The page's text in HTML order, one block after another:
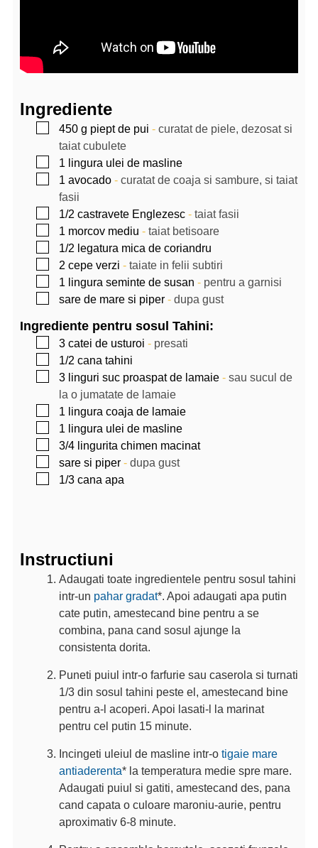
Ingrediente
▢
450 g piept de pui - curatat de piele, dezosat si
taiat cubulete
▢
1 lingura ulei de masline
▢
1 avocado- curatat de coaja si sambure, si taiat
fasii
▢
1/2 castravete Englezesc- taiat fasii
▢
1 morcov mediu - taiat betisoare
▢
1/2 legatura mica de coriandru
▢
2 cepe verzi - taiate in felii subtiri
▢
1 lingura seminte de susan - pentru a garnisi
▢
sare de mare si piper- dupa gust
Ingrediente pentru sosul Tahini:
▢
3 catei de usturoi - presati
▢
1/2 cana tahini
▢
3 linguri suc proaspat de lamaie- sau sucul de
la o jumatate de lamaie
▢
1 lingura coaja de lamaie
▢
1 lingura ulei de masline
▢
3/4 lingurita chimen macinat
▢
sare si piper- dupa gust
▢
1/3 cana apa
Instructiuni
Adaugati toate ingredientele pentru sosul tahini
intr-un pahar gradat*. Apoi adaugati apa putin
cate putin, amestecand bine pentru a se
combina, pana cand sosul ajunge la
consistenta dorita.
Puneti puiul intr-o farfurie sau caserola si turnati
1/3 din sosul tahini peste el, amestecand bine
pentru a-l acoperi. Apoi lasati-l la marinat
pentru cel putin 15 minute.
Incingeti uleiul de masline intr-o tigaie mare
antiaderenta* la temperatura medie spre mare.
Adaugati puiul si gatiti, amestecand des, pana
cand capata o culoare maroniu-aurie, pentru
aproximativ 6-8 minute.